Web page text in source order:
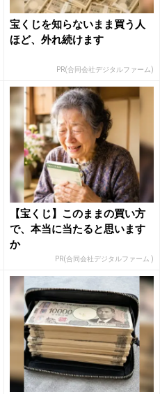
宝くじを知らないまま買う人
ほど、外れ続けます
PR(合同会社デジタルファーム)
【宝くじ】このままの買い方
で、本当に当たると思います
か
PR(合同会社デジタルファーム )